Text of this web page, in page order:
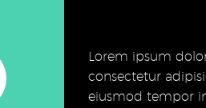
Lorem ipsum
consectetur
eiusmod tempor